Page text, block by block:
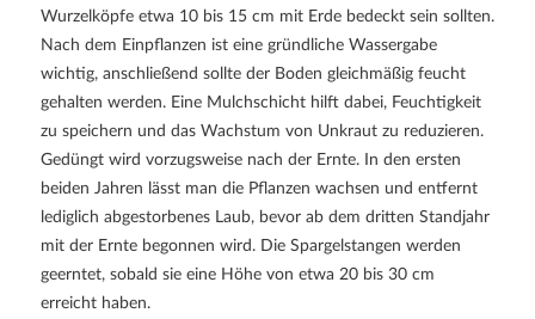
Wurzelköpfe etwa 10 bis 15 cm mit Erde bedeckt sein sollten.
Nach dem Einpflanzen ist eine gründliche Wassergabe
wichtig, anschließend sollte der Boden gleichmäßig feucht
gehalten werden. Eine Mulchschicht hilft dabei, Feuchtigkeit
zu speichern und das Wachstum von Unkraut zu reduzieren.
Gedüngt wird vorzugsweise nach der Ernte. In den ersten
beiden Jahren lässt man die Pflanzen wachsen und entfernt
lediglich abgestorbenes Laub, bevor ab dem dritten Standjahr
mit der Ernte begonnen wird. Die Spargelstangen werden
geerntet, sobald sie eine Höhe von etwa 20 bis 30 cm
erreicht haben.